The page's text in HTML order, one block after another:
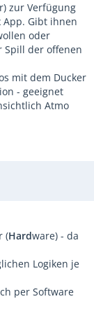
zur Verfügung
App. Gibt ihnen
oder
Spill der offenen
mit dem Ducker
- geeignet
Atmo
(Hardware) - da
Logiken je
per Software